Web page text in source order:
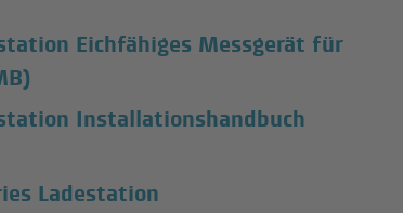
Eichfähiges Messgerät für
Installationshandbuch
Ladestation